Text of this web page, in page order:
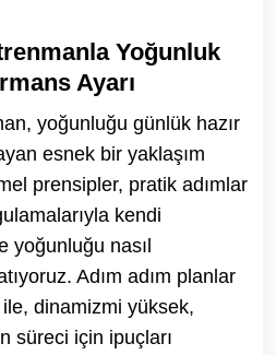
Yoğunluk
Ayarı
yoğunluğu günlük hazır
esnek bir yaklaşım
prensipler, pratik adımlar
kendi
yoğunluğu nasıl
Adım adım planlar
dinamizmi yüksek,
süreci için ipuçları